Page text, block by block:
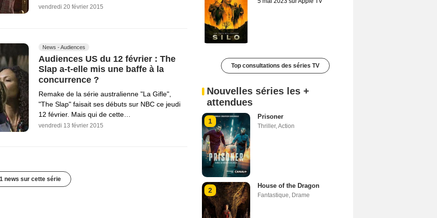
vendredi 20 février 2015
News - Audiences
Audiences US du 12 février : The
Slap a-t-elle mis une baffe à la
concurrence ?
Remake de la série australienne "La Gifle",
"The Slap" faisait ses débuts sur NBC ce jeudi
12 février. Mais qui de cette…
vendredi 13 février 2015
news sur cette série
Top consultations des séries TV
Nouvelles séries les +
attendues
1
Prisoner
Thriller,Action
2
House of the Dragon
Fantastique, Drame